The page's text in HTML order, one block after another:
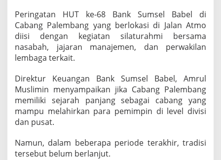
a
n
r
j
C
n
g
Peringatan HUT ke-68 Bank Sumsel Babel di
Cabang Palembang yang berlokasi di Jalan Atmo
diisi dengan kegiatan silaturahmi bersama
nasabah, jajaran manajemen, dan perwakilan
lembaga terkait.
Direktur Keuangan Bank Sumsel Babel, Amrul
Muslimin menyampaikan jika Cabang Palembang
memiliki sejarah panjang sebagai cabang yang
mampu melahirkan para pemimpin di level divisi
dan pusat.
Namun, dalam beberapa periode terakhir, tradisi
tersebut belum berlanjut.